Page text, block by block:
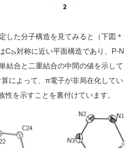
した分子構造を見てみると（下図＊
C2v対称に近い平面構造であり、P-N
結合と二重結合の中間の値を示して
によって、π電子が非局在化してい
性を示すことを裏付けています。